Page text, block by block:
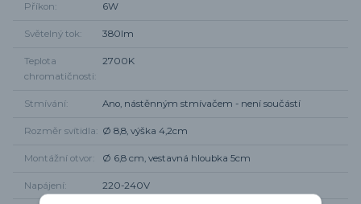
Příkon 6W
Světelný tok 380lm
Teplota
chromatičnosti
2700K
Stmívání Ano, nástěnným stmívačem - není součástí
Rozměr svítidla Ø 8,8, výška 4,2cm
Montážní otvor Ø 6,8 cm, vestavná hloubka 5cm
Napájení 220-240V